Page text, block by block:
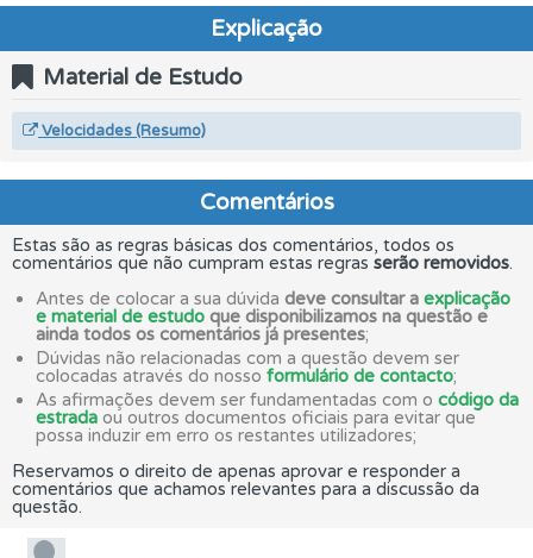
Explicação
Material de Estudo
Velocidades (Resumo)
Comentários
Estas são as regras básicas dos comentários, todos os
comentários que não cumpram estas regras serão removidos.
Antes de colocar a sua dúvida deve consultar a explicação
e material de estudo que disponibilizamos na questão e
ainda todos os comentários já presentes;
Dúvidas não relacionadas com a questão devem ser
colocadas através do nosso formulário de contacto;
As afirmações devem ser fundamentadas com o código da
estrada ou outros documentos oficiais para evitar que
possa induzir em erro os restantes utilizadores;
Reservamos o direito de apenas aprovar e responder a
comentários que achamos relevantes para a discussão da
questão.